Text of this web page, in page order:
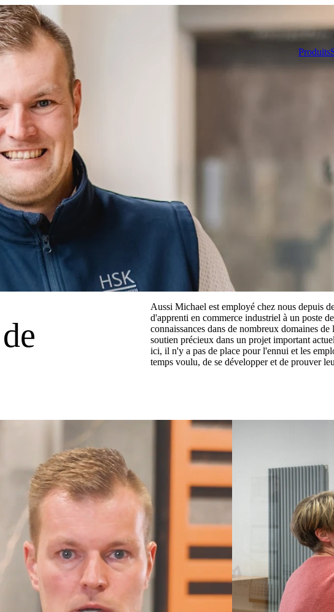
Produits
Aussi Michael est employé chez nous depuis
d'apprenti en commerce industriel à un poste
connaissances dans de nombreux domaines
soutien précieux dans un projet important
ici, il n'y a pas de place pour l'ennui et les
temps voulu, de se développer et de prouver